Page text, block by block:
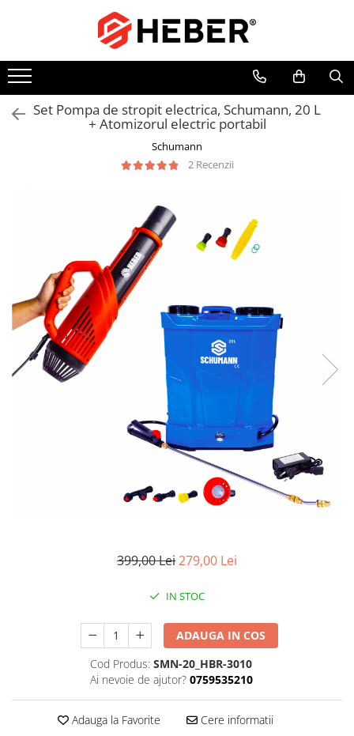
Toate Produsele
Mixere cu bol
Aer conditionat
Friteuze cu aer cald
Pompe submersibile
Hidrofoare
Hidrofor cu pompa submersibila
Pompe de stropit
Pompe de stropit electrice
Pompe de stropit manuale
Atomizoare
Mori electrice cereale
Zdrobitoare struguri, fructe si
Motoare electrice
Motoare termice
Scule si Unelte Electrice
Coloane dus
Set Pompa de stropit electrica, Schumann, 20 L
+ Atomizorul electric portabil
Schumann
2 Recenzii
399,00 Lei279,00 Lei
IN STOC
ADAUGA IN COS
Cod Produs: SMN-20_HBR-3010
Ai nevoie de ajutor? 0759535210
Adauga la Favorite Cere informatii